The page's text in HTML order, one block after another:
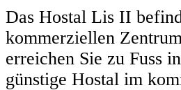
Das Hostal Lis II
kommerziellen
erreichen Sie zu Fuss
günstige Hostal im